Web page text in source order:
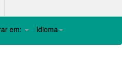
Idioma
em: